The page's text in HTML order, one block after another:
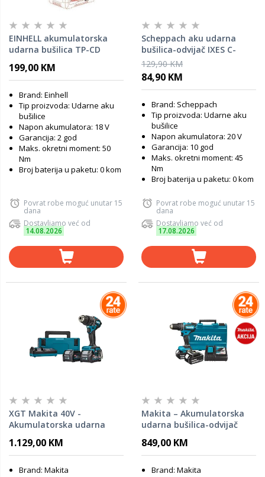
EINHELL akumulatorska
udarna bušilica TP-CD
199,00 KM
Brand: Einhell
Tip proizvoda: Udarne aku
bušilice
Napon akumulatora: 18 V
Garancija: 2 god
Maks. okretni moment: 50
Nm
Broj baterija u paketu: 0 kom
Povrat robe moguć unutar 15
dana
Dostavljamo već od
14.08.2026
Scheppach aku udarna
bušilica-odvijač IXES C-
CD45-X - SOLO, baterija i
punjač GRATIS
129,90 KM
84,90 KM
Brand: Scheppach
Tip proizvoda: Udarne aku
bušilice
Napon akumulatora: 20 V
Garancija: 10 god
Maks. okretni moment: 45
Nm
Broj baterija u paketu: 0 kom
Povrat robe moguć unutar 15
dana
Dostavljamo već od
17.08.2026
XGT Makita 40V -
Akumulatorska udarna
HP002GD201
1.129,00 KM
Brand: Makita
Makita – Akumulatorska
udarna bušilica-odvijač
849,00 KM
Brand: Makita